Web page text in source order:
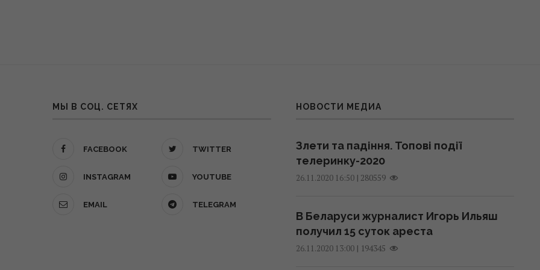
МЫ В СОЦ. СЕТЯХ
FACEBOOK TWITTER
INSTAGRAM YOUTUBE
EMAIL TELEGRAM
НОВОСТИ МЕДИА
Злети та падіння. Топові події
телеринку-2020
26.11.2020 16:50| 280559
В Беларуси журналист Игорь Ильяш
получил 15 суток ареста
26.11.2020 13:00| 194345